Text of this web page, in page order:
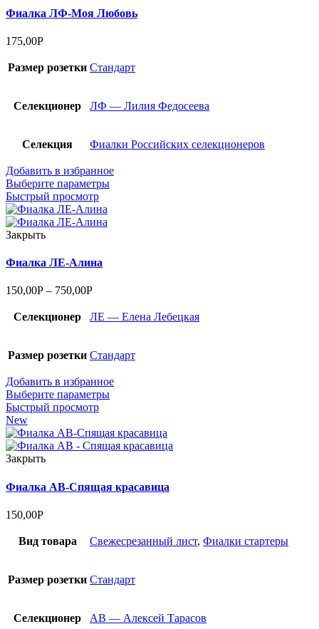
Фиалка ЛФ-Моя Любовь
175,00Р
Размер розетки Стандарт
Селекционер ЛФ — Лилия Федосеева
Селекция Фиалки Российских селекционеров
Добавить в избранное
Выберите параметры
Быстрый просмотр
Закрыть
Фиалка ЛЕ-Алина
150,00Р – 750,00Р
Селекционер ЛЕ — Елена Лебецкая
Размер розетки Стандарт
Добавить в избранное
Выберите параметры
Быстрый просмотр
New
Закрыть
Фиалка АВ-Спящая красавица
150,00Р
Вид товара Cвежесрезанный лист, Фиалки стартеры
Размер розетки Стандарт
Селекционер АВ — Алексей Тарасов